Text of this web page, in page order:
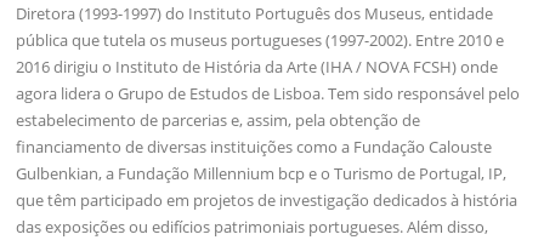
Diretora (1993-1997) do Instituto Português dos Museus, entidade
pública que tutela os museus portugueses (1997-2002). Entre 2010 e
2016 dirigiu o Instituto de História da Arte (IHA / NOVA FCSH) onde
agora lidera o Grupo de Estudos de Lisboa. Tem sido responsável pelo
estabelecimento de parcerias e, assim, pela obtenção de
financiamento de diversas instituições como a Fundação Calouste
Gulbenkian, a Fundação Millennium bcp e o Turismo de Portugal, IP,
que têm participado em projetos de investigação dedicados à história
das exposições ou edifícios patrimoniais portugueses. Além disso,